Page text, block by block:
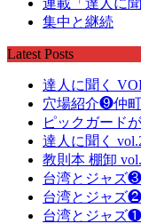
集中と継続
Latest Posts
達人に聞く
穴場紹介❾仲
ピックガード
達人に聞く
教則本 棚卸
台湾とジャズ
台湾とジャズ
台湾とジャズ